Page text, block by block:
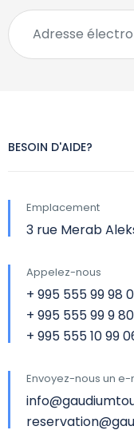
BESOIN D'AIDE?
Emplacement
3 rue Merab
Appelez-nous
+ 995 555 99 98
+ 995 555 99 9
+ 995 555 10 99
Envoyez-nous un e-